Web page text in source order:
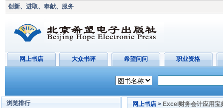
创新、进取、奉献、服务
网上书店 大众书评 希望问问 职业资格
浏览排行
网上书店 > Excel财务会计应用宝